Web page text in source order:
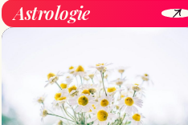
Astrologie